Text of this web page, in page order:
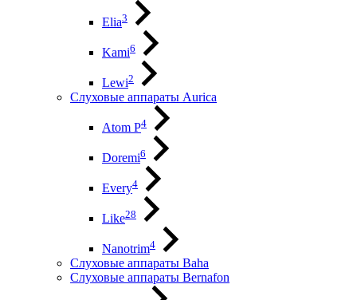
Elia3
Kami6
Lewi2
Слуховые аппараты Aurica
Atom P4
Doremi6
Every4
Like28
Nanotrim4
Слуховые аппараты Baha
Слуховые аппараты Bernafon